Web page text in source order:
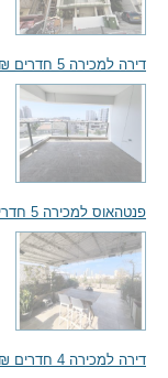
דירה למכירה 5 חדרים 3,300,000₪
פנטהאוס למכירה 5 חדרים 3,500,000₪
דירה למכירה 4 חדרים 3,850,000₪